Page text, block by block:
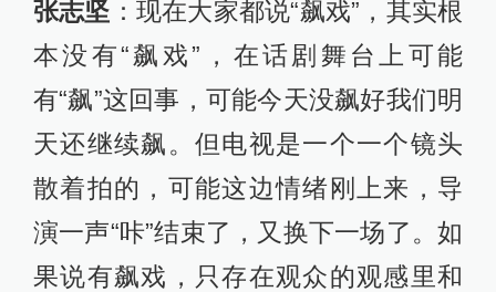
张志坚 ：现在大家都说“飙戏”，其实根
本没有“飙戏”，在话剧舞台上可能
有“飙”这回事，可能今天没飙好我们明
天还继续飙。但电视是一个一个镜头
散着拍的，可能这边情绪刚上来，导
演一声“咔”结束了，又换下一场了。如
果说有飙戏，只存在观众的观感里和